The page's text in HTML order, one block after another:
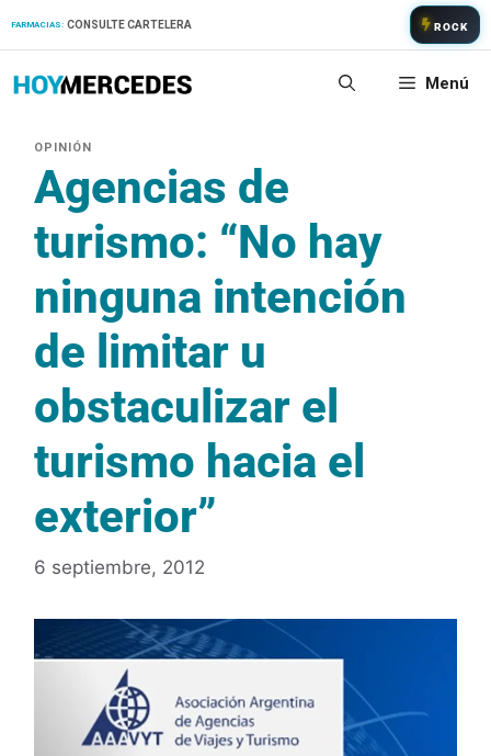
FARMACIAS: CONSULTE CARTELERA ROCK
Menú
Agencias de
turismo: “No hay
ninguna intención
de limitar u
obstaculizar el
turismo hacia el
exterior”
6 septiembre, 2012